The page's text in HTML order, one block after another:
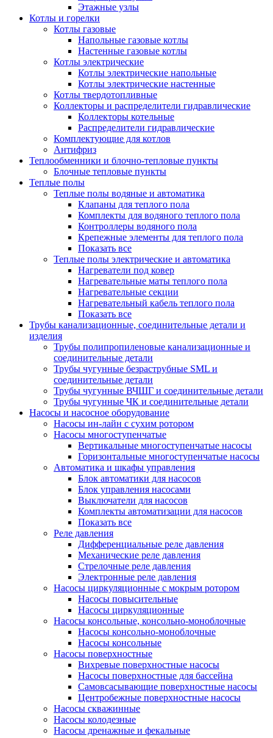
Этажные узлы
Котлы и горелки
Котлы газовые
Напольные газовые котлы
Настенные газовые котлы
Котлы электрические
Котлы электрические напольные
Котлы электрические настенные
Котлы твердотопливные
Коллекторы и распределители гидравлические
Коллекторы котельные
Распределители гидравлические
Комплектующие для котлов
Антифриз
Теплообменники и блочно-тепловые пункты
Блочные тепловые пункты
Теплые полы
Теплые полы водяные и автоматика
Клапаны для теплого пола
Комплекты для водяного теплого пола
Контроллеры водяного пола
Крепежные элементы для теплого пола
Показать все
Теплые полы электрические и автоматика
Нагреватели под ковер
Нагревательные маты теплого пола
Нагревательные секции
Нагревательный кабель теплого пола
Показать все
Трубы канализационные, соединительные детали и
изделия
Трубы полипропиленовые канализационные и
соединительные детали
Трубы чугунные безраструбные SML и
соединительные детали
Трубы чугунные ВЧШГ и соединительные детали
Трубы чугунные ЧК и соединительные детали
Насосы и насосное оборудование
Насосы ин-лайн с сухим ротором
Насосы многоступенчатые
Вертикальные многоступенчатые насосы
Горизонтальные многоступенчатые насосы
Автоматика и шкафы управления
Блок автоматики для насосов
Блок управления насосами
Выключатели для насосов
Комплекты автоматизации для насосов
Показать все
Реле давления
Дифференциальные реле давления
Механические реле давления
Стрелочные реле давления
Электронные реле давления
Насосы циркуляционные с мокрым ротором
Насосы повысительные
Насосы циркуляционные
Насосы консольные, консольно-моноблочные
Насосы консольно-моноблочные
Насосы консольные
Насосы поверхностные
Вихревые поверхностные насосы
Насосы поверхностные для бассейна
Самовсасывающие поверхностные насосы
Центробежные поверхностные насосы
Насосы скважинные
Насосы колодезные
Насосы дренажные и фекальные